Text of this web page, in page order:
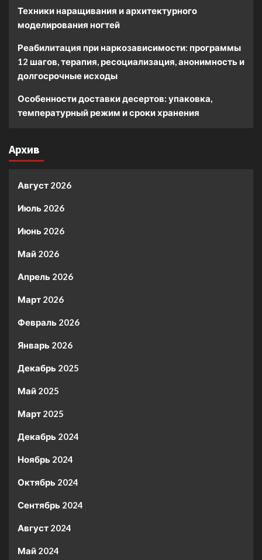
Техники наращивания и архитектурного
моделирования ногтей
Реабилитация при наркозависимости: программы
12 шагов, терапия, ресоциализация, анонимность и
долгосрочные исходы
Особенности доставки десертов: упаковка,
температурный режим и сроки хранения
Архив
Август 2026
Июль 2026
Июнь 2026
Май 2026
Апрель 2026
Март 2026
Февраль 2026
Январь 2026
Декабрь 2025
Май 2025
Март 2025
Декабрь 2024
Ноябрь 2024
Октябрь 2024
Сентябрь 2024
Август 2024
Май 2024